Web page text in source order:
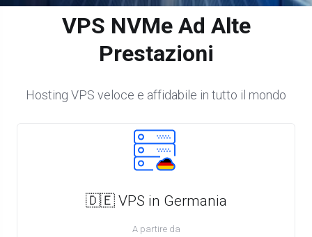
VPS NVMe Ad Alte
Prestazioni
Hosting VPS veloce e affidabile in tutto il mondo
🇩🇪 VPS in Germania
A partire da